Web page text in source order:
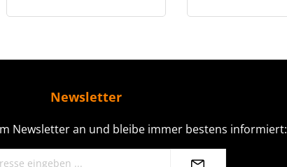
Newsletter
Newsletter an und bleibe immer bestens informiert: